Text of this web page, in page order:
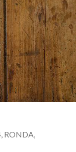
establece cómo se
tratamiento
RONDA,